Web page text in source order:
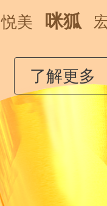
悦美 咪狐
了解更多